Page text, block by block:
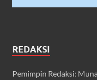
REDAKSI
Pemimpin Redaksi: